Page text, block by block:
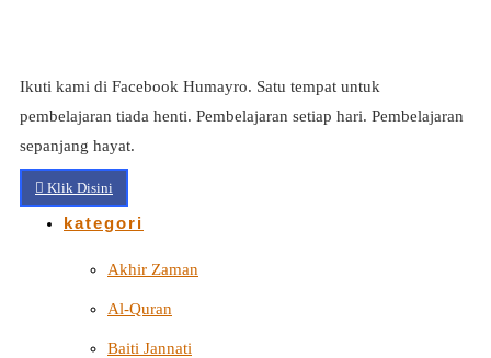
Ikuti kami di Facebook Humayro. Satu tempat untuk
pembelajaran tiada henti. Pembelajaran setiap hari. Pembelajaran
sepanjang hayat.
Klik Disini
kategori
Akhir Zaman
Al-Quran
Baiti Jannati